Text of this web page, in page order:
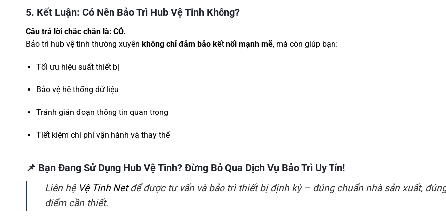
5. Kết Luận: Có Nên Bảo Trì Hub Vệ Tinh Không?
Câu trả lời chắc chắn là: CÓ.
Bảo trì hub vệ tinh thường xuyên không chỉ đảm bảo kết nối mạnh mẽ, mà còn giúp bạn:
Tối ưu hiệu suất thiết bị
Bảo vệ hệ thống dữ liệu
Tránh gián đoạn thông tin quan trọng
Tiết kiệm chi phí vận hành và thay thế
📌 Bạn Đang Sử Dụng Hub Vệ Tinh? Đừng Bỏ Qua Dịch Vụ Bảo Trì Uy Tín!
Liên hệ Vệ Tinh Netđể được tư vấn và bảo trì thiết bị định kỳ – đúng chuẩn nhà sản xuất,
điểm cần thiết.